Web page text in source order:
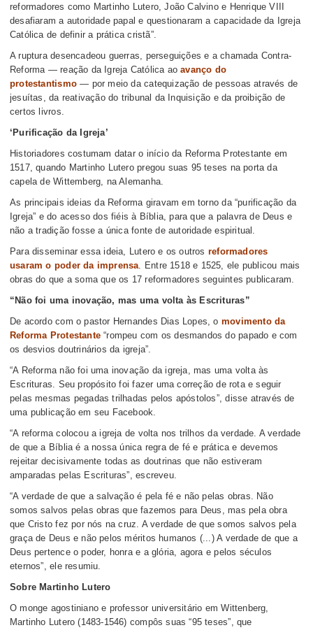
reformadores como Martinho Lutero, João Calvino e Henrique VIII
desafiaram a autoridade papal e questionaram a capacidade da Igreja
Católica de definir a prática cristã”.
A ruptura desencadeou guerras, perseguições e a chamada Contra-
Reforma — reação da Igreja Católica aoavanço do
protestantismo— por meio da catequização de pessoas através de
jesuítas, da reativação do tribunal da Inquisição e da proibição de
certos livros.
‘Purificação da Igreja’
Historiadores costumam datar o início da Reforma Protestante em
1517, quando Martinho Lutero pregou suas 95 teses na porta da
capela de Wittemberg, na Alemanha.
As principais ideias da Reforma giravam em torno da “purificação da
Igreja” e do acesso dos fiéis à Bíblia, para que a palavra de Deus e
não a tradição fosse a única fonte de autoridade espiritual.
Para disseminar essa ideia, Lutero e os outros reformadores
usaram o poder da imprensa . Entre 1518 e 1525, ele publicou mais
obras do que a soma que os 17 reformadores seguintes publicaram.
“Não foi uma inovação, mas uma volta às Escrituras”
De acordo com o pastor Hernandes Dias Lopes, o movimento da
Reforma Protestante “rompeu com os desmandos do papado e com
os desvios doutrinários da igreja”.
“A Reforma não foi uma inovação da igreja, mas uma volta às
Escrituras. Seu propósito foi fazer uma correção de rota e seguir
pelas mesmas pegadas trilhadas pelos apóstolos”, disse através de
uma publicação em seu Facebook.
“A reforma colocou a igreja de volta nos trilhos da verdade. A verdade
de que a Bíblia é a nossa única regra de fé e prática e devemos
rejeitar decisivamente todas as doutrinas que não estiveram
amparadas pelas Escrituras”, escreveu.
“A verdade de que a salvação é pela fé e não pelas obras. Não
somos salvos pelas obras que fazemos para Deus, mas pela obra
que Cristo fez por nós na cruz. A verdade de que somos salvos pela
graça de Deus e não pelos méritos humanos (...) A verdade de que a
Deus pertence o poder, honra e a glória, agora e pelos séculos
eternos”, ele resumiu.
Sobre Martinho Lutero
O monge agostiniano e professor universitário em Wittenberg,
Martinho Lutero (1483-1546) compôs suas “95 teses”, que